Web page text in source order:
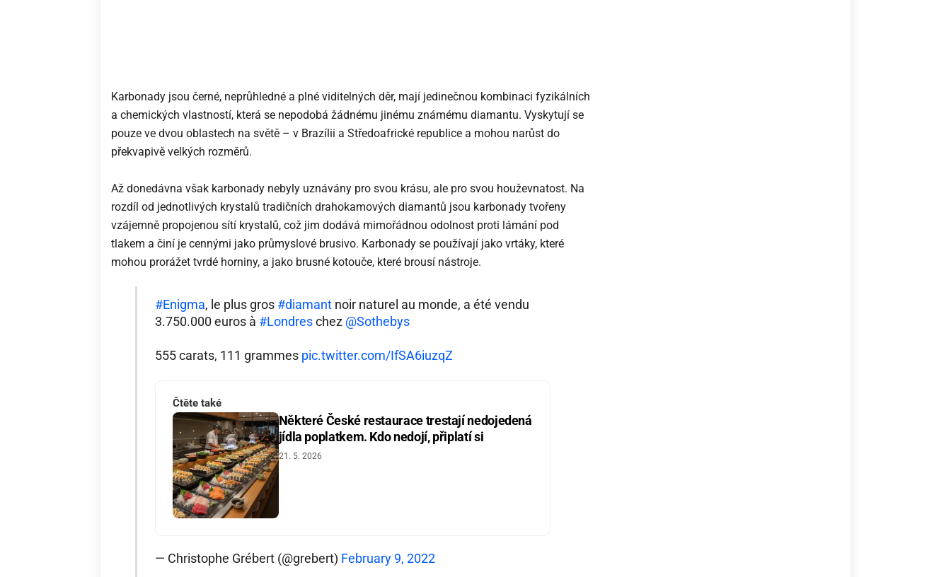
Karbonady jsou černé, neprůhledné a plné viditelných děr, mají jedinečnou kombinaci fyzikálních
a chemických vlastností, která se nepodobá žádnému jinému známému diamantu. Vyskytují se
pouze ve dvou oblastech na světě – v Brazílii a Středoafrické republice a mohou narůst do
překvapivě velkých rozměrů.
Až donedávna však karbonady nebyly uznávány pro svou krásu, ale pro svou houževnatost. Na
rozdíl od jednotlivých krystalů tradičních drahokamových diamantů jsou karbonady tvořeny
vzájemně propojenou sítí krystalů, což jim dodává mimořádnou odolnost proti lámání pod
tlakem a činí je cennými jako průmyslové brusivo. Karbonady se používají jako vrtáky, které
mohou prorážet tvrdé horniny, a jako brusné kotouče, které brousí nástroje.
#Enigma, le plus gros #diamantnoir naturel au monde, a été vendu
3.750.000 euros à #Londreschez @Sothebys
555 carats, 111 grammes pic.twitter.com/IfSA6iuzqZ
Čtěte také
Některé České restaurace trestají nedojedená
jídla poplatkem. Kdo nedojí, připlatí si
21. 5. 2026
— Christophe Grébert (@grebert) February 9, 2022